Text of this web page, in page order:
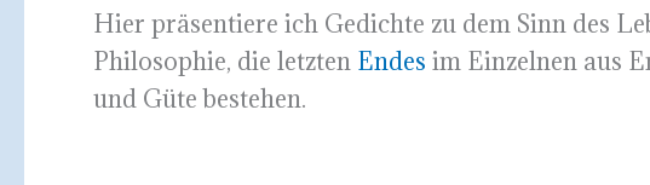
Hier präsentiere ich Gedichte zu dem Sinn des
Philosophie, die letzten Endes im Einzelnen aus
und Güte bestehen.